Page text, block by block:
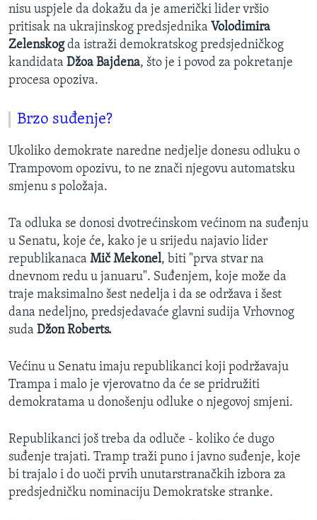
nisu uspjele da dokažu da je američki lider vršio
pritisak na ukrajinskog predsjednika Volodimira
Zelenskogda istraži demokratskog predsjedničkog
kandidata Džoa Bajdena, što je i povod za pokretanje
procesa opoziva.
Brzo suđenje?
Ukoliko demokrate naredne nedjelje donesu odluku o
Trampovom opozivu, to ne znači njegovu automatsku
smjenu s položaja.
Ta odluka se donosi dvotrećinskom većinom na suđenju
u Senatu, koje će, kako je u srijedu najavio lider
republikanaca Mič Mekonel, biti "prva stvar na
dnevnom redu u januaru". Suđenjem, koje može da
traje maksimalno šest nedelja i da se održava i šest
dana nedeljno, predsjedavaće glavni sudija Vrhovnog
suda Džon Roberts.
Većinu u Senatu imaju republikanci koji podržavaju
Trampa i malo je vjerovatno da će se pridružiti
demokratama u donošenju odluke o njegovoj smjeni.
Republikanci još treba da odluče - koliko će dugo
suđenje trajati. Tramp traži puno i javno suđenje, koje
bi trajalo i do uoči prvih unutarstranačkih izbora za
predsjedničku nominaciju Demokratske stranke.